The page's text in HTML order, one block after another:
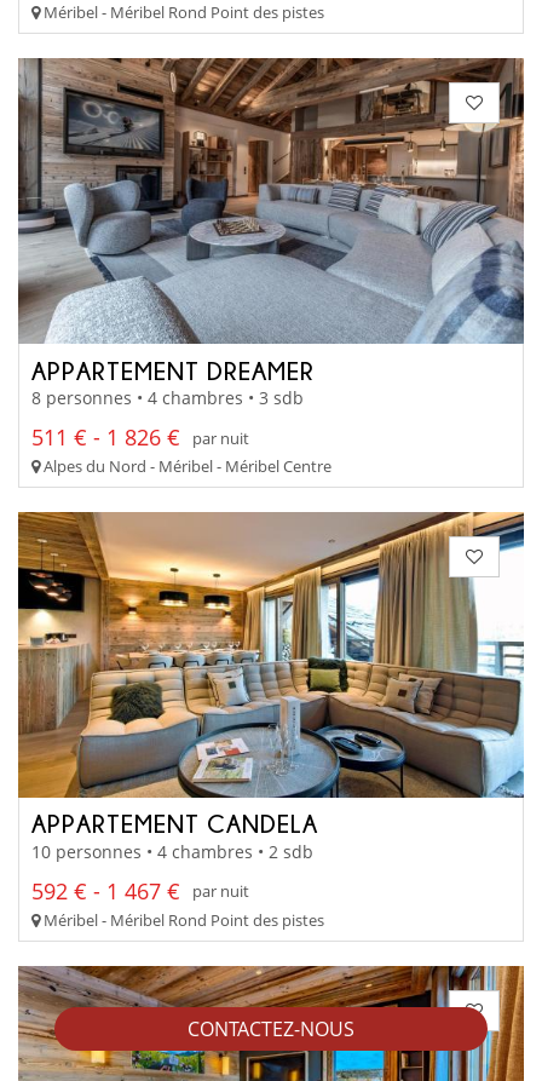
CONTACTEZ-NOUS
Méribel - Méribel Rond Point des pistes
APPARTEMENT DREAMER
8 personnes • 4 chambres • 3 sdb
511 € - 1 826 €
par nuit
Alpes du Nord - Méribel - Méribel Centre
APPARTEMENT CANDELA
10 personnes • 4 chambres • 2 sdb
592 € - 1 467 €
par nuit
Méribel - Méribel Rond Point des pistes